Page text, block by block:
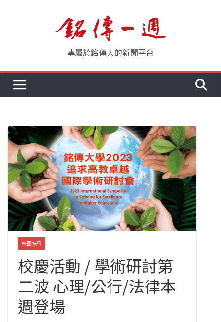
專屬於銘傳人的新聞平台
校園快訊
校慶活動 / 學術研討第
二波 心理/公行/法律本
週登場